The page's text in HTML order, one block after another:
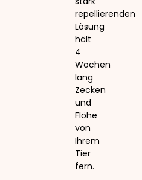
repellierenden
Lösung
hält
4
Wochen
lang
Zecken
und
Flöhe
von
Ihrem
Tier
fern.